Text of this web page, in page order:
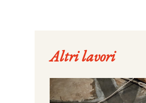
Altri lavori